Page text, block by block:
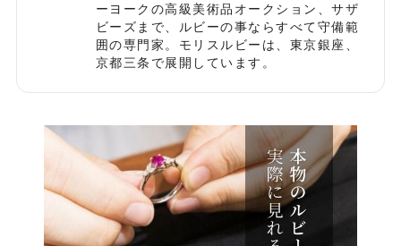
ーヨークの高級美術品オークション、サザ
ビーズまで、ルビーの事ならすべて守備範
囲の専門家。モリスルビーは、東京銀座、
京都三条で展開しています。